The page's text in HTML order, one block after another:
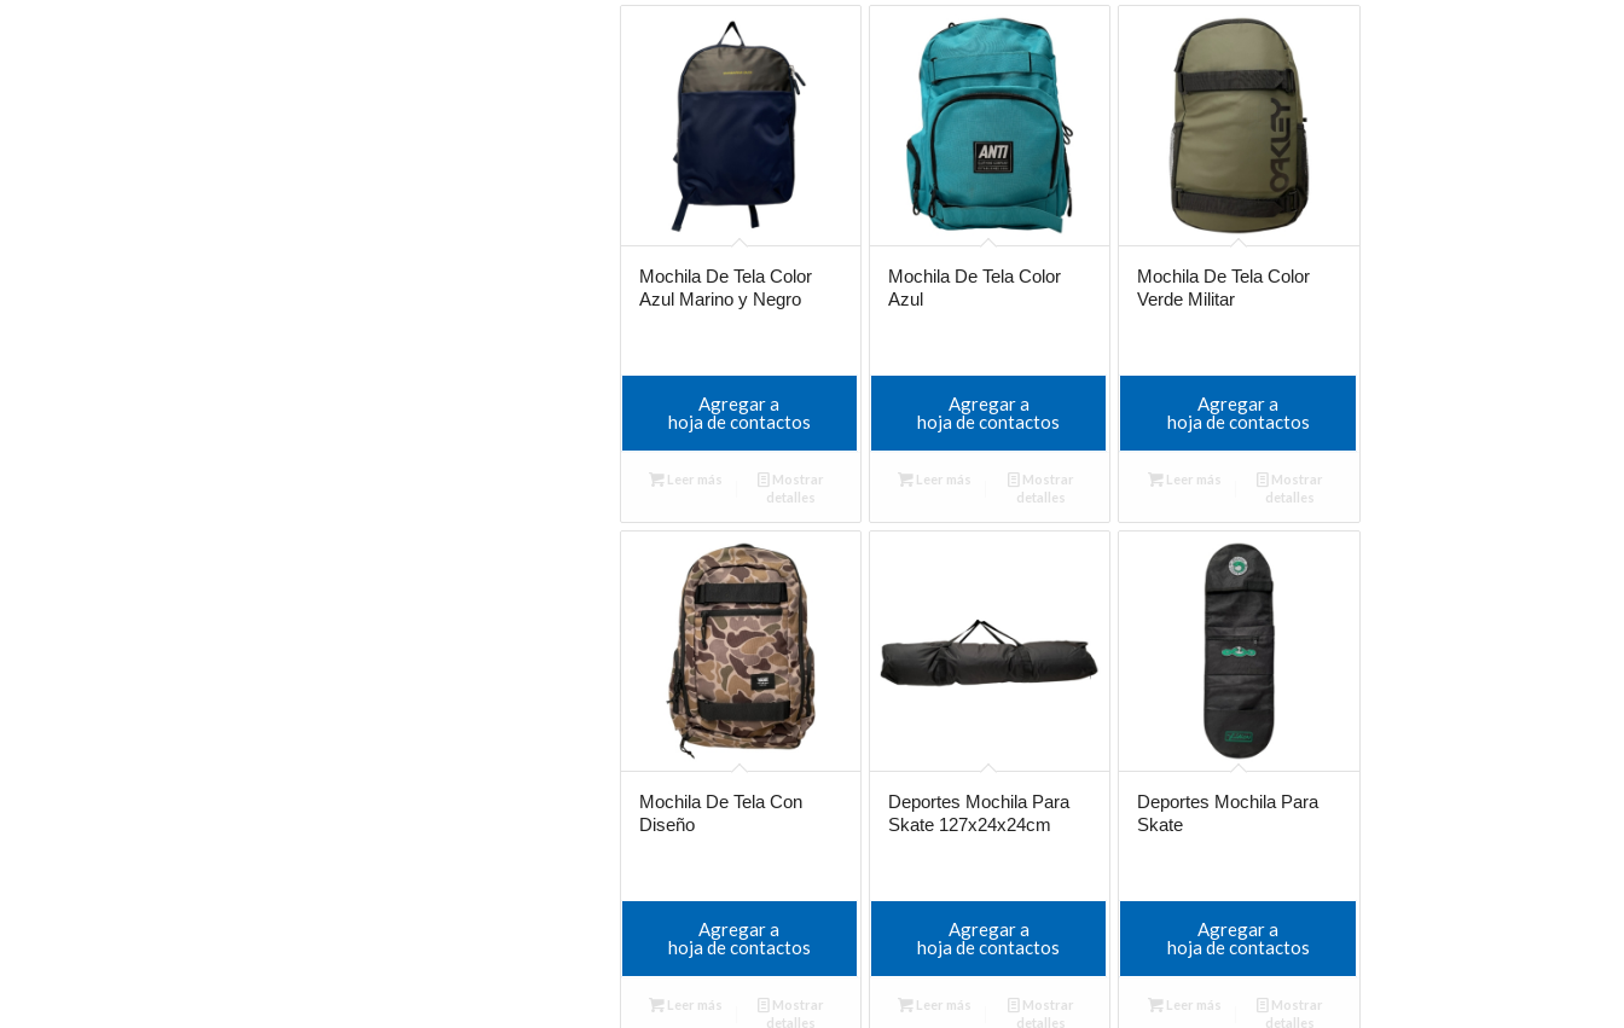
Mochila De Tela Color
Azul Marino y Negro
Agregar a
hoja de contactos
Leer más
Mostrar
detalles
Mochila De Tela Color
Azul
Agregar a
hoja de contactos
Leer más
Mostrar
detalles
Mochila De Tela Color
Verde Militar
Agregar a
hoja de contactos
Leer más
Mostrar
detalles
Mochila De Tela Con
Diseño
Agregar a
hoja de contactos
Leer más
Mostrar
detalles
Deportes Mochila Para
Skate 127x24x24cm
Agregar a
hoja de contactos
Leer más
Mostrar
detalles
Deportes Mochila Para
Skate
Agregar a
hoja de contactos
Leer más
Mostrar
detalles